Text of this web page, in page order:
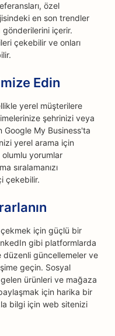
özel
en son trendler
gönderilerini içerir.
çekebilir ve onları
Edin
yerel müşterilere
şehrinizi veya
My Business'ta
yerel arama için
yorumlar
sıralamanızı
çekebilir.
için güçlü bir
gibi platformlarda
düzenli güncellemeler ve
geçin. Sosyal
ürünleri ve mağaza
paylaşmak için harika bir
bilgi için web sitenizi